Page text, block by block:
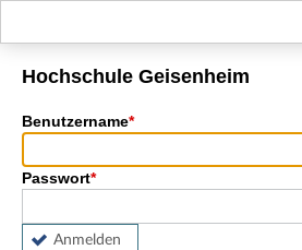
Hauptnavigation
Fußzeile
Hochschule Geisenheim
Benutzername
Passwort
Anmelden